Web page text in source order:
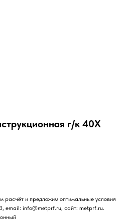
г/к 40Х
расчёт и предложим оптимальные условия
email: info@metprf.ru, сайт: metprf.ru.